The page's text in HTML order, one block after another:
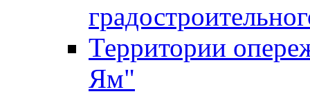
Территории
Ям"